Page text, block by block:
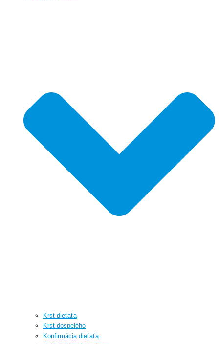
Krst dieťaťa
Krst dospelého
Konfirmácia dieťaťa